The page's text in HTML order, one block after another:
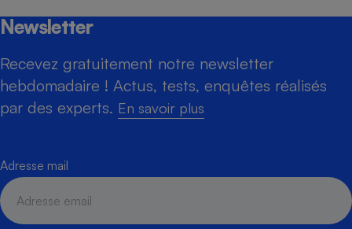
Newsletter
Recevez gratuitement notre newsletter
hebdomadaire ! Actus, tests, enquêtes réalisés
par des experts. En savoir plus
Adresse mail